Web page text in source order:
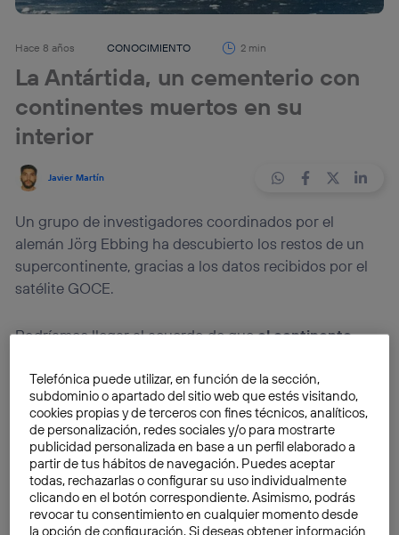
Hace 8 años CONOCIMIENTO 2 min
La Antártida, un cementerio con
continentes muertos en su
interior
Javier Martín
Un grupo de investigadores coordinados por el
alemán Jörg Ebbing ha descubierto los restos de un
supercontinente, gracias a los datos recibidos por el
satélite GOCE.
Podríamos llegar al acuerdo de queel continente
total seguridad.
Este continenteconforma una gran extensión
territorial en su mayoría helada. Pocos han sido los
que se han atrevido a aventurarse en ella, ymenos
aún los que han cosechado algún éxito en sus
tierras.
Telefónica puede utilizar, en función de la sección,
subdominio o apartado del sitio web que estés visitando,
cookies propias y de terceros con fines técnicos, analíticos,
de personalización, redes sociales y/o para mostrarte
publicidad personalizada en base a un perfil elaborado a
partir de tus hábitos de navegación. Puedes aceptar
todas, rechazarlas o configurar su uso individualmente
clicando en el botón correspondiente. Asimismo, podrás
revocar tu consentimiento en cualquier momento desde
la opción de configuración. Si deseas obtener información